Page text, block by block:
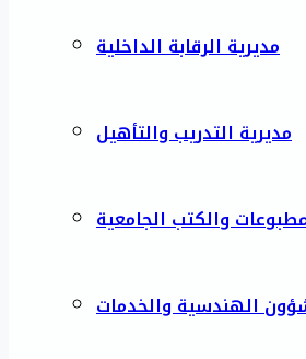
مديرية الرقابة الداخلية
مديرية التدريب والتأهيل
والكتب الجامعية
الهندسية والخدمات